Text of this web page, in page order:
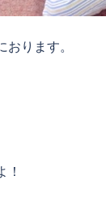
ります。
！